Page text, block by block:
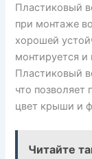
Пластиковый
при монтаже
хорошей
монтируется и
Пластиковый
что позволяет
цвет крыши и
Читайте